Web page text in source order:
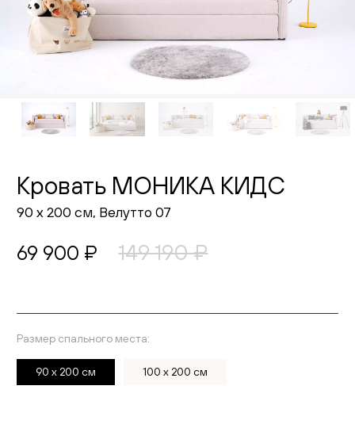
Cтулья
Комоды
Пуфы и банкетки
Подушки
Распродажа
Комнаты
Кровать МОНИКА КИДС
90 х 200 см, Велутто 07
69 900 ₽ 149 190 ₽
Выберите ткань
Размер спального места:
90 х 200 см 100 х 200 см